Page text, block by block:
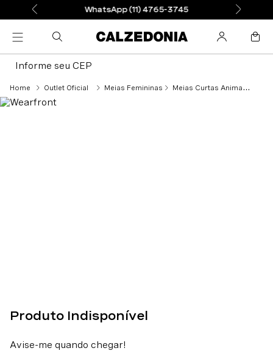
WhatsApp (11) 4765-3745
Informe seu CEP
Outlet Oficial Meias Femininas Meias Curtas Animal Print - Cinza